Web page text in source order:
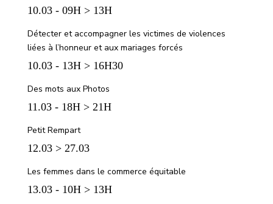
10.03 - 09H > 13H
Détecter et accompagner les victimes de violences
liées à l’honneur et aux mariages forcés
10.03 - 13H > 16H30
Des mots aux Photos
11.03 - 18H > 21H
Petit Rempart
12.03 > 27.03
Les femmes dans le commerce équitable
13.03 - 10H > 13H